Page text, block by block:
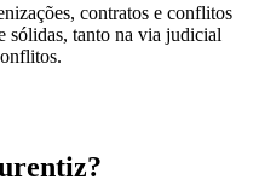
contratos e conflitos
sólidas, tanto na via judicial